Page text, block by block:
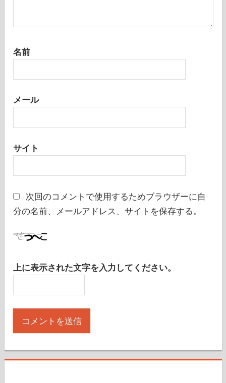
名前
メール
サイト
次回のコメントで使用するためブラウザーに自
分の名前、メールアドレス、サイトを保存する。
上に表示された文字を入力してください。